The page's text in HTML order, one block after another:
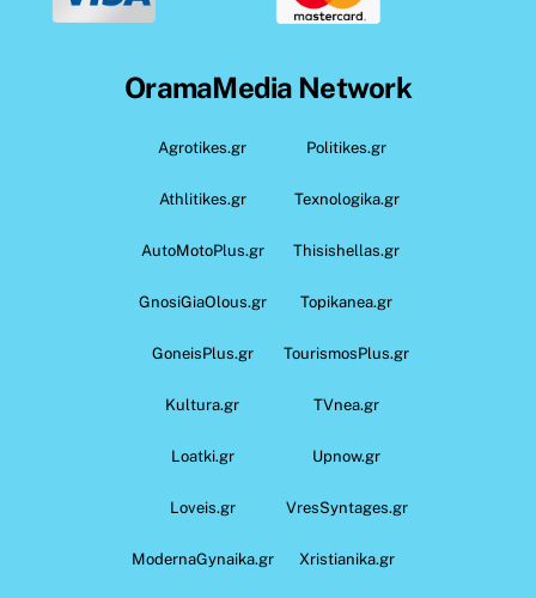
OramaMedia Network
Agrotikes.gr Politikes.gr
Athlitikes.gr Texnologika.gr
AutoMotoPlus.gr Thisishellas.gr
GnosiGiaOlous.gr Topikanea.gr
GoneisPlus.gr TourismosPlus.gr
Kultura.gr TVnea.gr
Loatki.gr Upnow.gr
Loveis.gr VresSyntages.gr
ModernaGynaika.gr Xristianika.gr